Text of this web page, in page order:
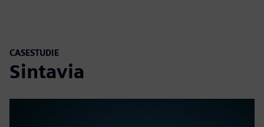
CASESTUDIE
Sintavia